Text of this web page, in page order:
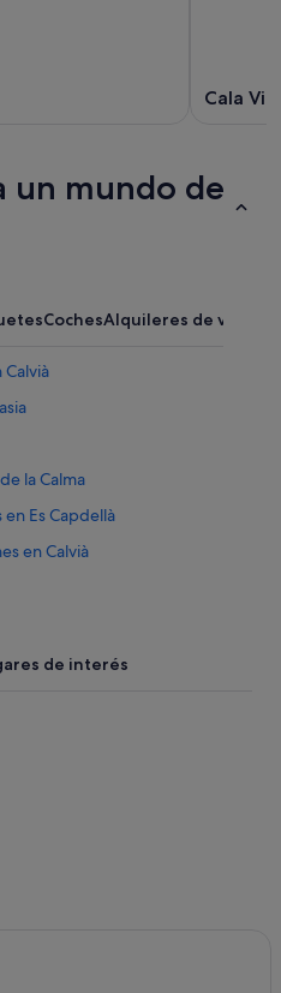
Cala
un mundo de
CochesAlquileres de
la Calma
Es Capdellà
en Calvià
Capdellàde interés